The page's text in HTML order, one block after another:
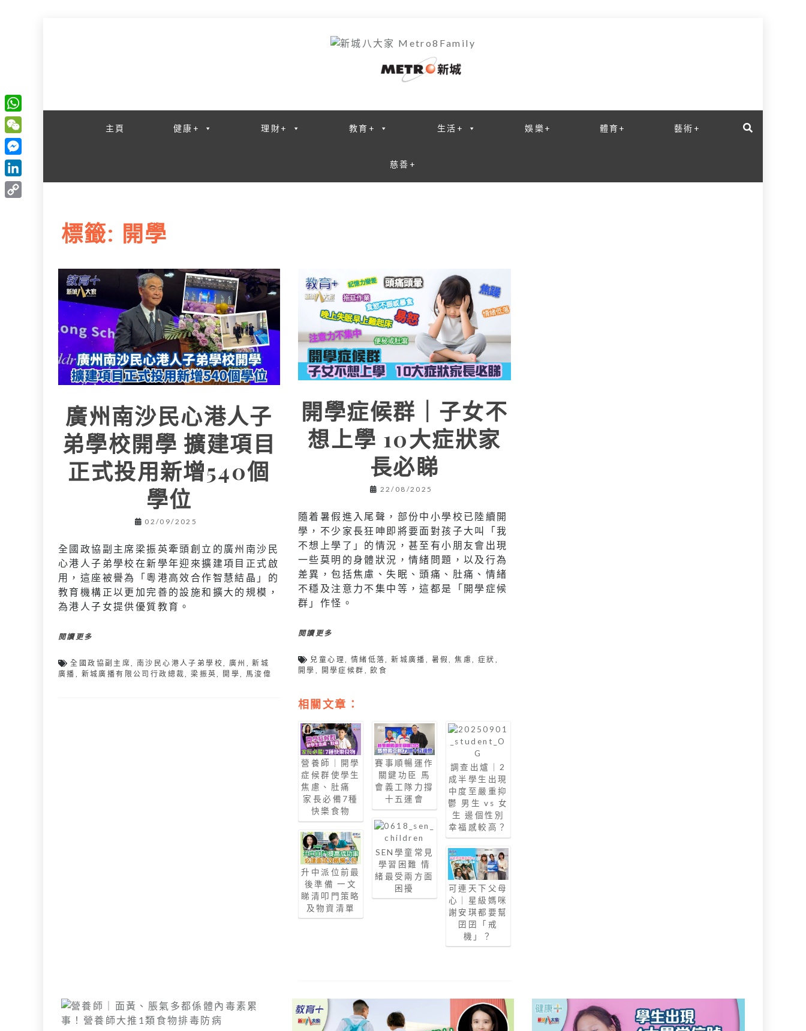
主頁 健康+ 理財+ 教育+ 生活+ 娛樂+ 體育+ 藝術+
慈善+
標籤: 開學
廣州南沙民心港人子
弟學校開學 擴建項目
正式投用新增540個
學位
02/09/2025
全國政協副主席梁振英牽頭創立的廣州南沙民
心港人子弟學校在新學年迎來擴建項目正式啟
用，這座被譽為「粵港高效合作智慧結晶」的
教育機構正以更加完善的設施和擴大的規模，
為港人子女提供優質教育。
閱讀更多
全國政協副主席,南沙民心港人子弟學校, 廣州 ,新城
廣播 , 新城廣播有限公司行政總裁,梁振英, 開學, 馬浚偉
開學症候群｜子女不
想上學 10大症狀家
長必睇
22/08/2025
隨着暑假進入尾聲，部份中小學校已陸續開
學，不少家長狂呻即將要面對孩子大叫「我
不想上學了」的情況，甚至有小朋友會出現
一些莫明的身體狀況，情緒問題，以及行為
差異，包括焦慮、失眠、頭痛、肚痛、情緒
不穩及注意力不集中等，這都是「開學症候
群」作怪。
閱讀更多
兒童心理, 情緒低落,新城廣播 , 暑假,焦慮, 症狀 ,
開學 , 開學症候群 ,飲食
相關文章：
營養師｜開學
症候群使學生
焦慮、肚痛
家長必備7種
快樂食物
升中派位前最
後準備 一文
睇清叩門策略
及物資清單
賽事順暢運作
關鍵功臣 馬
會義工隊力撐
十五運會
SEN學童常見
學習困難 情
緒最受兩方面
困擾
調查出爐｜2
成半學生出現
中度至嚴重抑
鬱 男生 vs 女
生 邊個性別
幸福感較高？
可連天下父母
心｜星級媽咪
謝安琪都要幫
囝囝「戒
機」？
W
h
a
t
s
W
e
C
h
M
e
s
L
i